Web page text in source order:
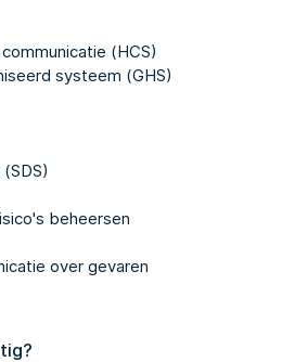
(HCS)
systeem (GHS)
beheersen
over gevaren